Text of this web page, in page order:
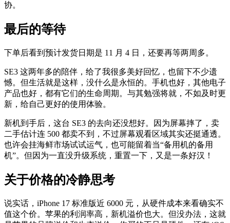
协。
最后的等待
下单后看到预计发货日期是 11 月 4 日，还要再等两周多。
SE3 这两年多的陪伴，给了我很多美好回忆，也留下不少遗
憾。但生活就是这样，没什么是永恒的。手机也好，其他电子
产品也好，都有它们的生命周期。与其勉强将就，不如及时更
新，给自己更好的使用体验。
新机到手后，这台 SE3 的去向还没想好。因为屏幕摔了，卖
二手估计连 500 都卖不到，不过屏幕观看区域其实还挺通透。
也许会挂海鲜市场试试运气，也可能留着当“备用机的备用
机”。但因为一直没升级系统，重置一下，又是一条好汉！
关于价格的冷静思考
说实话，iPhone 17 标准版近 6000 元，从硬件成本来看确实不
值这个价。苹果的利润率高，新机溢价也大。但没办法，这就